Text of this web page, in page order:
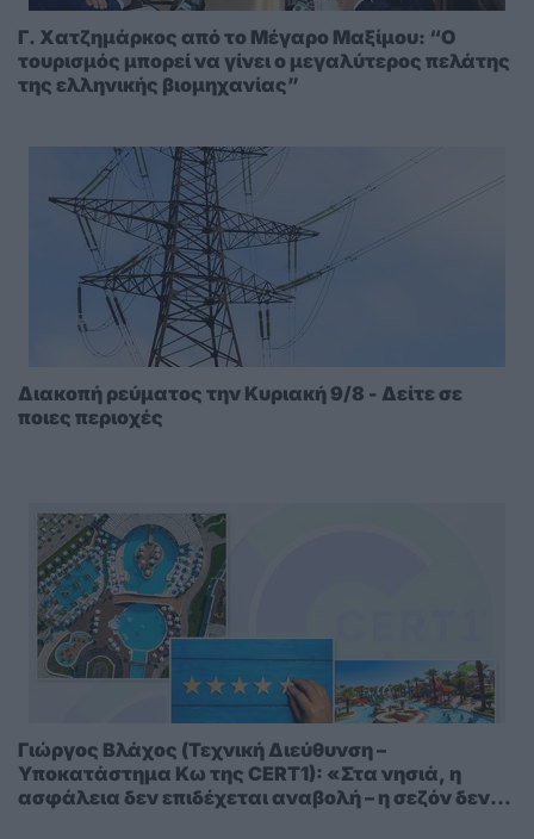
Γ. Χατζημάρκος από το Μέγαρο Μαξίμου: “Ο
τουρισμός μπορεί να γίνει ο μεγαλύτερος πελάτης
της ελληνικής βιομηχανίας”
Διακοπή ρεύματος την Κυριακή 9/8 - Δείτε σε
ποιες περιοχές
Γιώργος Βλάχος (Τεχνική Διεύθυνση –
Υποκατάστημα Κω της CERT1): «Στα νησιά, η
ασφάλεια δεν επιδέχεται αναβολή – η σεζόν δεν